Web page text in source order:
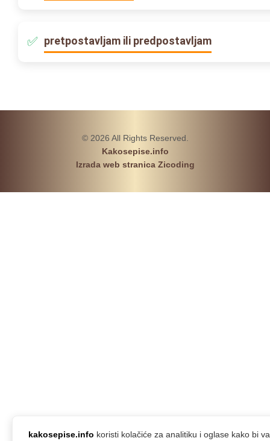
pretpostavljam ili predpostavljam
© 2026 All Rights Reserved.
Kakosepise.info
Izrada web stranica Zicoding
kakosepise.info koristi kolačiće za analitiku i oglase kako bi